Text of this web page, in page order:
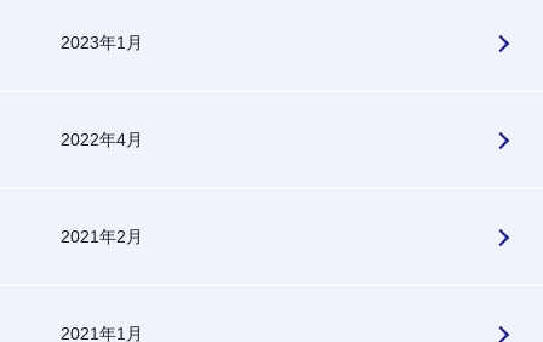
2023年1月
2022年4月
2021年2月
2021年1月